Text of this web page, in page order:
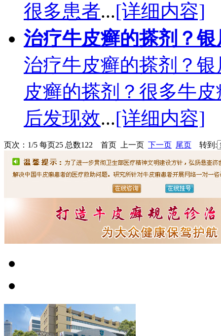
很多患者...[详细内容]
治疗牛皮癣的搽剂？
治疗牛皮癣的搽剂？
皮癣的搽剂？很多牛
后发现效...[详细内容]
页次：1/5 每页25 总数122 首页 上一页 下一页 尾页 转到: